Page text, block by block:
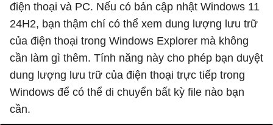
điện thoại và PC. Nếu có bản cập nhật Windows 11
24H2, bạn thậm chí có thể xem dung lượng lưu trữ
của điện thoại trong Windows Explorer mà không
cần làm gì thêm. Tính năng này cho phép bạn duyệt
dung lượng lưu trữ của điện thoại trực tiếp trong
Windows để có thể di chuyển bất kỳ file nào bạn
cần.